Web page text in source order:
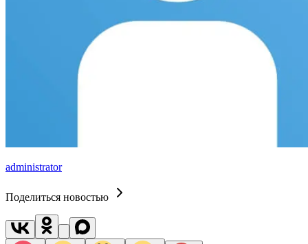
administrator
Поделиться новостью